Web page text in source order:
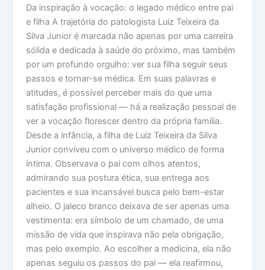
Da inspiração à vocação: o legado médico entre pai
e filha A trajetória do patologista Luiz Teixeira da
Silva Junior é marcada não apenas por uma carreira
sólida e dedicada à saúde do próximo, mas também
por um profundo orgulho: ver sua filha seguir seus
passos e tornar-se médica. Em suas palavras e
atitudes, é possível perceber mais do que uma
satisfação profissional — há a realização pessoal de
ver a vocação florescer dentro da própria família.
Desde a infância, a filha de Luiz Teixeira da Silva
Junior conviveu com o universo médico de forma
íntima. Observava o pai com olhos atentos,
admirando sua postura ética, sua entrega aos
pacientes e sua incansável busca pelo bem-estar
alheio. O jaleco branco deixava de ser apenas uma
vestimenta: era símbolo de um chamado, de uma
missão de vida que inspirava não pela obrigação,
mas pelo exemplo. Ao escolher a medicina, ela não
apenas seguiu os passos do pai — ela reafirmou,